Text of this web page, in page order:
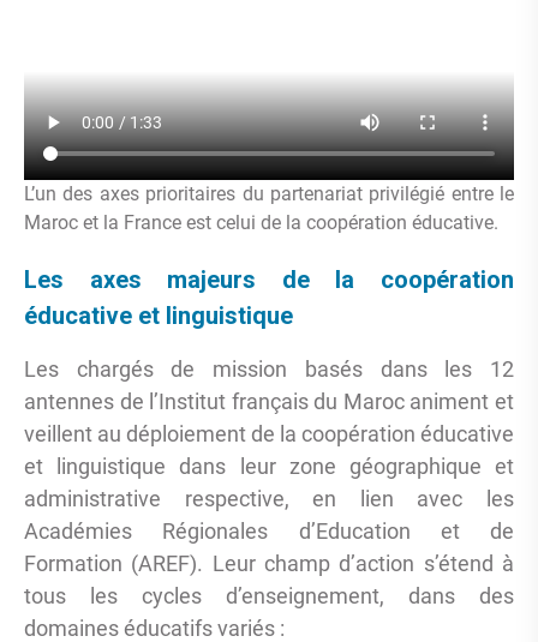
L’un des axes prioritaires du partenariat privilégié entre le
Maroc et la France est celui de la coopération éducative.
Les axes majeurs de la coopération
éducative et linguistique
Les chargés de mission basés dans les 12
antennes de l’Institut français du Maroc animent et
veillent au déploiement de la coopération éducative
et linguistique dans leur zone géographique et
administrative respective, en lien avec les
Académies Régionales d’Education et de
Formation (AREF). Leur champ d’action s’étend à
tous les cycles d’enseignement, dans des
domaines éducatifs variés :